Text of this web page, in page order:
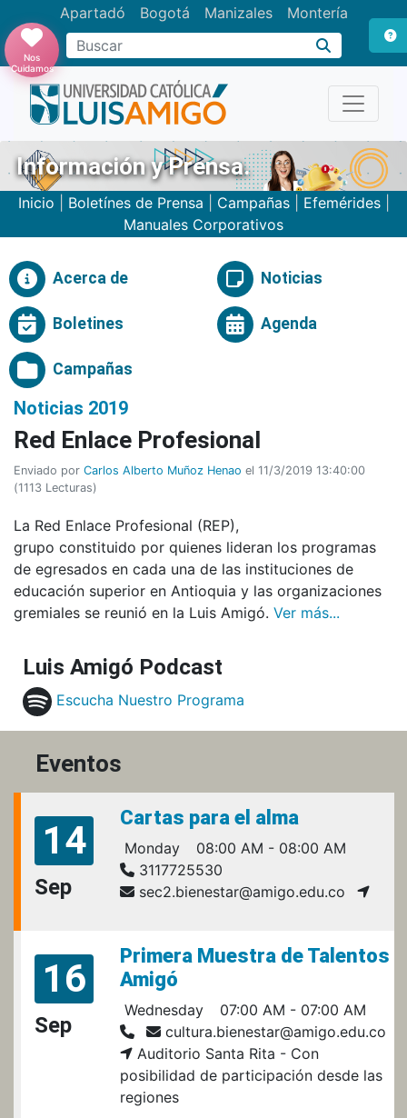
Apartadó Bogotá Manizales Montería
Buscar
Nos
Cuidamos
Información y Prensa.
Inicio Boletínes de Prensa Campañas| Efemérides|
Manuales Corporativos
Acerca de Noticias
Boletines Agenda
Campañas
Noticias 2019
Red Enlace Profesional
Enviado por Carlos Alberto Muñoz Henao el 11/3/2019 13:40:00
(1113 Lecturas)
La Red Enlace Profesional (REP),
grupo constituido por quienes lideran los programas
de egresados en cada una de las instituciones de
educación superior en Antioquia y las organizaciones
gremiales se reunió en la Luis Amigó. Ver más...
Luis Amigó Podcast
Escucha Nuestro Programa
Eventos
14
Sep
Cartas para el alma
Monday
08:00 AM - 08:00 AM
3117725530
sec2.bienestar@amigo.edu.co
16
Sep
Primera Muestra de Talentos
Amigó
Wednesday
07:00 AM - 07:00 AM
cultura.bienestar@amigo.edu.co
Auditorio Santa Rita - Con
posibilidad de participación desde las
regiones